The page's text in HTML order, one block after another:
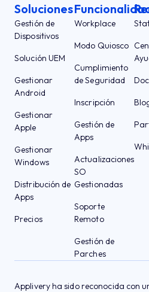
Soluciones
Gestión de
Dispositivos
Solución UEM
Gestionar
Android
Gestionar
Apple
Gestionar
Windows
Distribución de
Apps
Precios
Workplace
Modo Quiosco
Cumplimiento
de Seguridad
Inscripción
Gestión de
Apps
Actualizaciones
SO
Gestionadas
Soporte
Remoto
Gestión de
Parches
Applivery ha sido reconocida con